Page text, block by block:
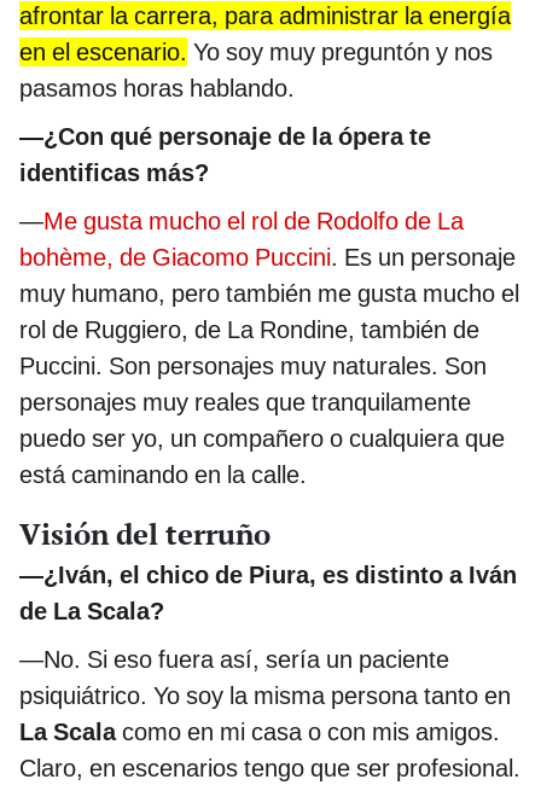
afrontar la carrera, para administrar la energía
en el escenario. Yo soy muy preguntón y nos
pasamos horas hablando.
—¿Con qué personaje de la ópera te
identificas más?
—Me gusta mucho el rol de Rodolfo de La
bohème, de Giacomo Puccini. Es un personaje
muy humano, pero también me gusta mucho el
rol de Ruggiero, de La Rondine, también de
Puccini. Son personajes muy naturales. Son
personajes muy reales que tranquilamente
puedo ser yo, un compañero o cualquiera que
está caminando en la calle.
Visión del terruño
—¿Iván, el chico de Piura, es distinto a Iván
de La Scala?
—No. Si eso fuera así, sería un paciente
psiquiátrico. Yo soy la misma persona tanto en
La Scalacomo en mi casa o con mis amigos.
Claro, en escenarios tengo que ser profesional.